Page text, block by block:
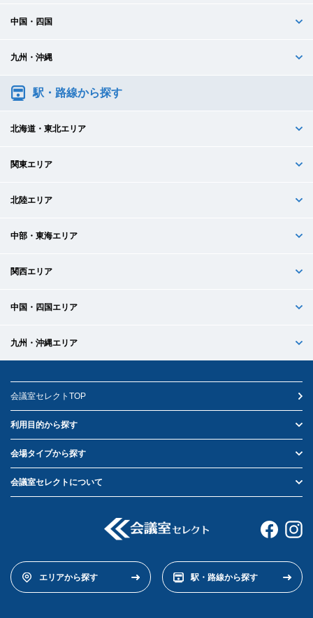
中国・四国
九州・沖縄
駅・路線から探す
北海道・東北エリア
関東エリア
北陸エリア
中部・東海エリア
関西エリア
中国・四国エリア
九州・沖縄エリア
会議室セレクトTOP
利用目的から探す
会場タイプから探す
会議室セレクトについて
エリアから探す 駅・路線から探す